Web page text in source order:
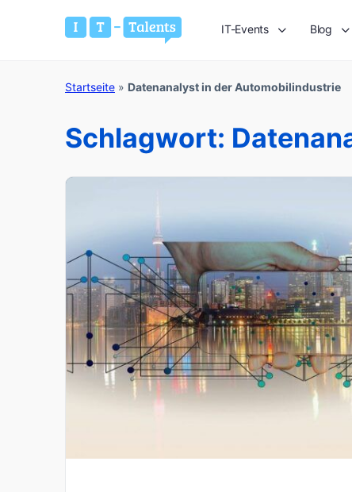
IT-Events Blog
Startseite » Datenanalyst in der Automobilindustrie
Schlagwort: